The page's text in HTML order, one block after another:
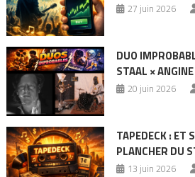
27 juin 2026
DUO
STAAL ×
20 juin 2026
TAPEDECK : ET
PLANCHER DU
13 juin 2026